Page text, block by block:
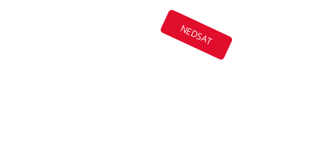
179,00 kr..
pris
er:
144,00 kr..
NEDSAT